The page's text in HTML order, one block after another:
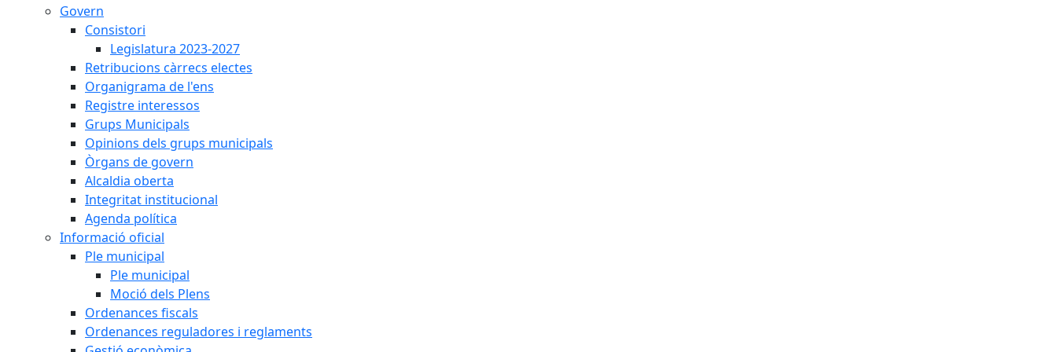
Govern
Consistori
Legislatura 2023-2027
Retribucions càrrecs electes
Organigrama de l'ens
Registre interessos
Grups Municipals
Opinions dels grups municipals
Òrgans de govern
Alcaldia oberta
Integritat institucional
Agenda política
Informació oficial
Ple municipal
Ple municipal
Moció dels Plens
Ordenances fiscals
Ordenances reguladores i reglaments